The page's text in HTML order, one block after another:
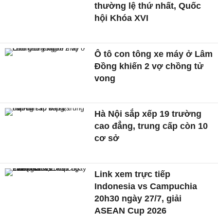
thường lệ thứ nhất, Quốc
hội Khóa XVI
Ô tô con tông xe máy ở Lâm
Đồng khiến 2 vợ chồng tử
vong
Hà Nội sắp xếp 19 trường
cao đẳng, trung cấp còn 10
cơ sở
Link xem trực tiếp
Indonesia vs Campuchia
20h30 ngày 27/7, giải
ASEAN Cup 2026